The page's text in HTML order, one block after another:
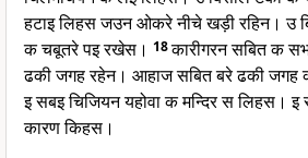
हटाइ लिहस जउन ओकरे नीचे खड़ी रहिन। उ
क चबूतरे पइ रखेस। 18कारीगरन सबित क
ढकी जगह रहेन। आहाज सबित बरे ढकी जगह
इ सबइ चिजियन यहोवा क मन्दिर स लिहस।
कारण किहस।